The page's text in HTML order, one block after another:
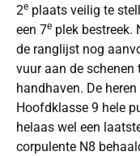
2e plaats veilig te
een 7e plek bestreek.
de ranglijst nog
vuur aan de schenen
handhaven. De
Hoofdklasse 9 hele
helaas wel een
corpulente N8